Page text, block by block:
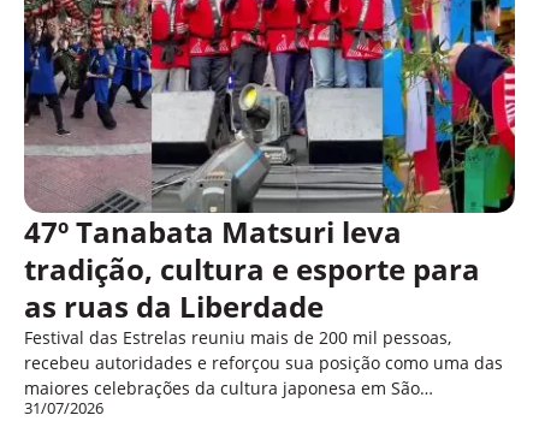
47º Tanabata Matsuri leva
tradição, cultura e esporte para
as ruas da Liberdade
Festival das Estrelas reuniu mais de 200 mil pessoas,
recebeu autoridades e reforçou sua posição como uma das
maiores celebrações da cultura japonesa em São…
31/07/2026